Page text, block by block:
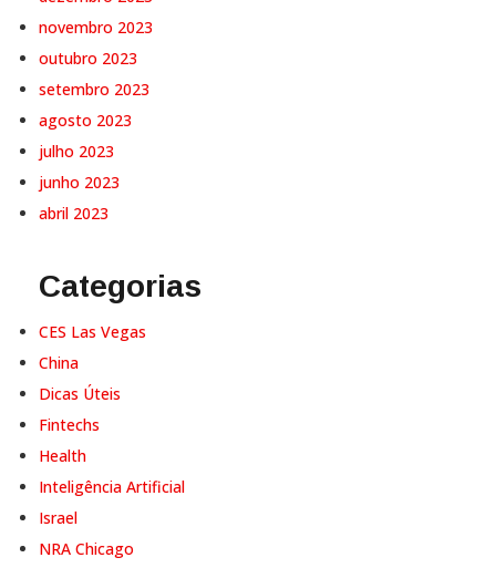
novembro 2023
outubro 2023
setembro 2023
agosto 2023
julho 2023
junho 2023
abril 2023
Categorias
CES Las Vegas
China
Dicas Úteis
Fintechs
Health
Inteligência Artificial
Israel
NRA Chicago